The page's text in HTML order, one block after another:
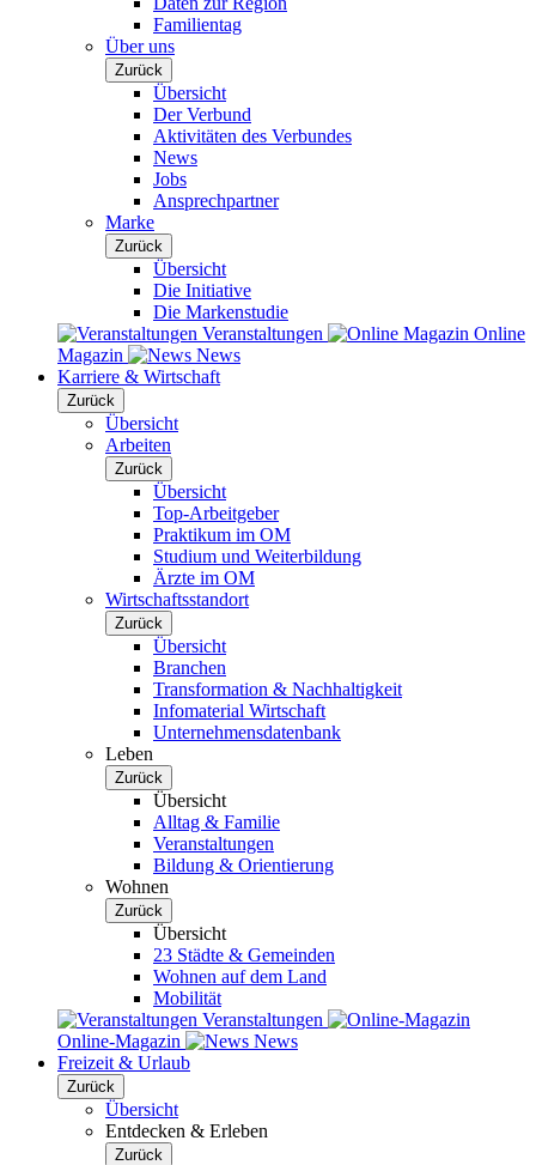
Familientag
Über uns
Zurück
Übersicht
Der Verbund
Aktivitäten des Verbundes
News
Jobs
Ansprechpartner
Marke
Zurück
Übersicht
Die Initiative
Die Markenstudie
Veranstaltungen
Online
Magazin
News
Karriere & Wirtschaft
Zurück
Übersicht
Arbeiten
Zurück
Übersicht
Top-Arbeitgeber
Praktikum im OM
Studium und Weiterbildung
Ärzte im OM
Wirtschaftsstandort
Zurück
Übersicht
Branchen
Transformation & Nachhaltigkeit
Infomaterial Wirtschaft
Unternehmensdatenbank
Leben
Zurück
Übersicht
Alltag & Familie
Veranstaltungen
Bildung & Orientierung
Wohnen
Zurück
Übersicht
23 Städte & Gemeinden
Wohnen auf dem Land
Mobilität
Veranstaltungen
Online-Magazin
News
Freizeit & Urlaub
Zurück
Übersicht
Entdecken & Erleben
Zurück